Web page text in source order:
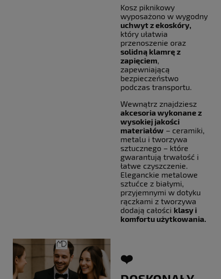
Kosz piknikowy
wyposażono w wygodny
uchwyt z ekoskóry,
który ułatwia
przenoszenie oraz
solidną klamrę z
zapięciem,
zapewniającą
bezpieczeństwo
podczas transportu.
Wewnątrz znajdziesz
akcesoria wykonane z
wysokiej jakości
materiałów – ceramiki,
metalu i tworzywa
sztucznego – które
gwarantują trwałość i
łatwe czyszczenie.
Eleganckie metalowe
sztućce z białymi,
przyjemnymi w dotyku
rączkami z tworzywa
dodają całości klasy i
komfortu użytkowania.
❤️